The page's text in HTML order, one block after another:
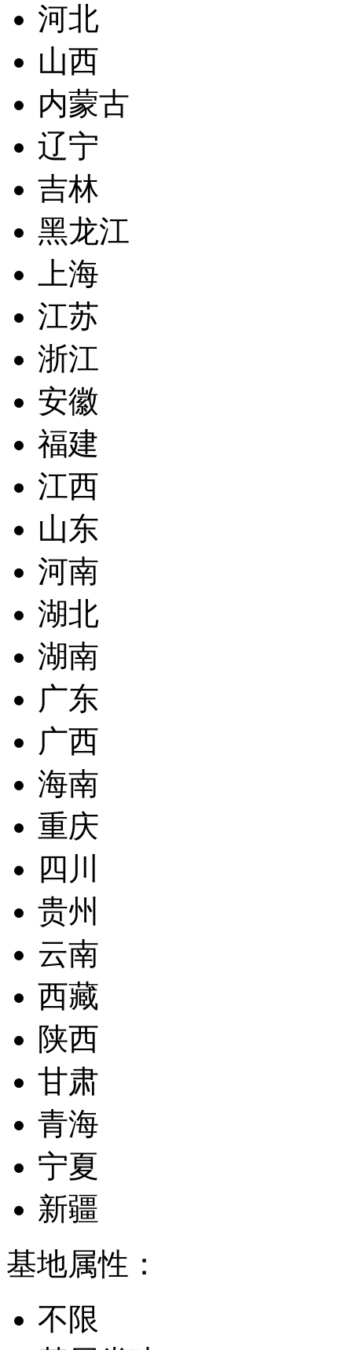
河北
山西
内蒙古
辽宁
吉林
黑龙江
上海
江苏
浙江
安徽
福建
江西
山东
河南
湖北
湖南
广东
广西
海南
重庆
四川
贵州
云南
西藏
陕西
甘肃
青海
宁夏
新疆
基地属性：
不限